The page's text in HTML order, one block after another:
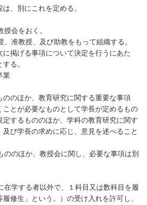
、別にこれを定める。
会をおく。
准教授、及び助教をもって組織する。
掲げる事項について決定を行うにあた
る。
業
ののほか、教育研究に関する重要な事項
ことが必要なものとして学長が定めるもの
するもののほか、学科の教育研究に関す
び学長の求めに応じ、意見を述べること
のほか、教授会に関し、必要な事項は別
学する者以外で、１科目又は数科目を履
修生」という。）の受け入れを許可し、